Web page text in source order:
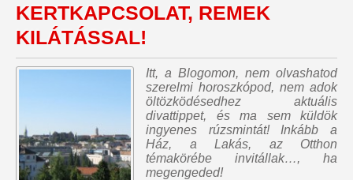
KERTKAPCSOLAT, REMEK
KILÁTÁSSAL!
Itt, a Blogomon, nem olvashatod
szerelmi horoszkópod, nem adok
öltözködésedhez aktuális
divattippet, és ma sem küldök
ingyenes rúzsmintát! Inkább a
Ház, a Lakás, az Otthon
témakörébe invitállak…, ha
megengeded!